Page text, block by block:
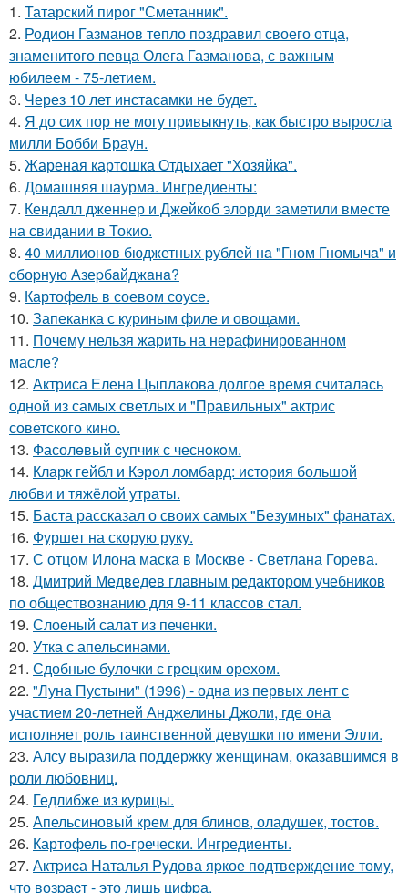
1. Татарский пирог "Сметанник".
2. Родион Газманов тепло поздравил своего отца,
знаменитого певца Олега Газманова, с важным
юбилеем - 75-летием.
3. Через 10 лет инстасамки не будет.
4. Я до сих пор не могу привыкнуть, как быстро выросла
милли Бобби Браун.
5. Жареная картошка Отдыхает "Хозяйка".
6. Домашняя шаурма. Ингредиенты:
7. Кендалл дженнер и Джейкоб элорди заметили вместе
на свидании в Токио.
8. 40 миллионов бюджетных pублей нa "Гном Гномычa" и
cбоpную Азеpбaйджaнa?
9. Картофель в соевом соусе.
10. Запеканка с куриным филе и овощами.
11. Почему нельзя жарить на нерафинированном
масле?
12. Актриса Елена Цыплакова долгое время считалась
одной из самых светлых и "Правильных" актрис
советского кино.
13. Фасолeвый cупчик с чеснoкoм.
14. Кларк гейбл и Кэрол ломбард: история большой
любви и тяжёлой утраты.
15. Баста рассказал о своих самых "Безумных" фанатах.
16. Фуршет на скорую руку.
17. С отцом Илона маска в Москве - Светлана Горева.
18. Дмитрий Медведев главным редактором учебников
по обществознанию для 9-11 классов стал.
19. Слоеный салат из печенки.
20. Утка с апельсинами.
21. Сдобные булочки с грецким орехом.
22. "Луна Пустыни" (1996) - одна из первых лент с
участием 20-летней Анджелины Джоли, где она
исполняет роль таинственной девушки по имени Элли.
23. Алсу выразила поддержку женщинам, оказавшимся в
роли любовниц.
24. Гедлибже из курицы.
25. Апельсиновый крем для блинов, оладушек, тостов.
26. Картофель по-гречески. Ингредиенты.
27. Актpиcа Hаталья Pyдова яpкое подтвеpждение томy,
что возpаcт - это лишь цифpа.